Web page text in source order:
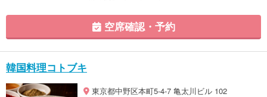
空席確認・予約
韓国料理コトブキ
東京都中野区本町5-4-7 亀太川ビル 102